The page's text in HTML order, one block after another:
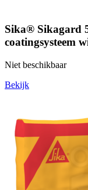
Sika® Sikagard
coatingsysteem
Niet beschikbaar
Bekijk